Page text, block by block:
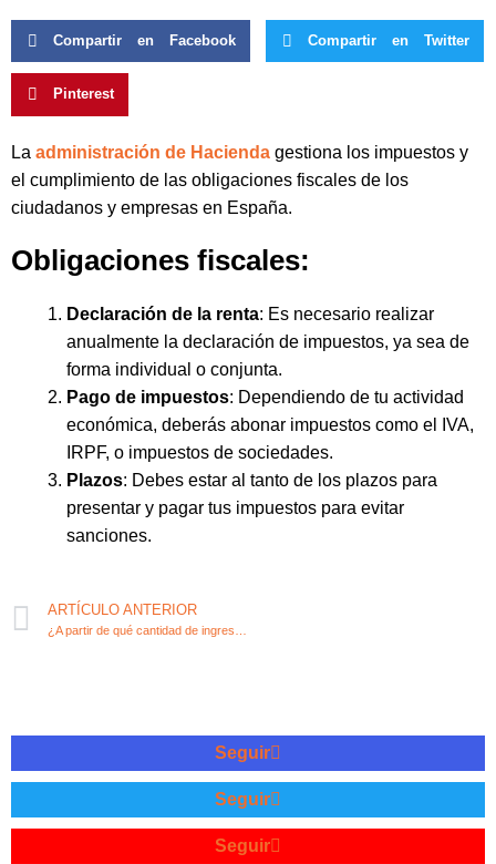
Compartir en Facebook Compartir en Twitter
Pinterest
La administración de Hacienda gestiona los impuestos y
el cumplimiento de las obligaciones fiscales de los
ciudadanos y empresas en España.
Obligaciones fiscales:
Declaración de la renta: Es necesario realizar
anualmente la declaración de impuestos, ya sea de
forma individual o conjunta.
Pago de impuestos: Dependiendo de tu actividad
económica, deberás abonar impuestos como el IVA,
IRPF, o impuestos de sociedades.
Plazos: Debes estar al tanto de los plazos para
presentar y pagar tus impuestos para evitar
sanciones.
ARTÍCULO ANTERIOR
Seguir
Seguir
Seguir